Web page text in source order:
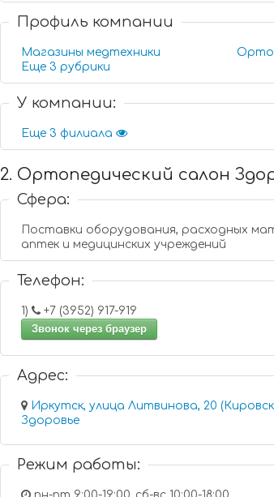
Профиль компании
Магазины медтехники
Еще 3 рубрики
У компании:
Еще 3 филиала
2. Ортопедический салон
Сфера:
Поставки оборудования, расходных
аптек и медицинских учреждений
Телефон:
1)
+7 (3952) 917-919
Звонок через браузер
Адрес:
Иркутск, улица Литвинова, 20 (Кировский
Здоровье
Режим работы: